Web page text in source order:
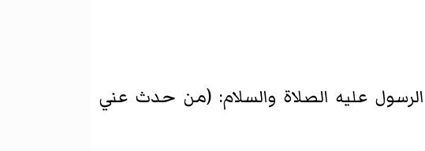
الرسول عليه الصلاة والسلام: (من حدث عني